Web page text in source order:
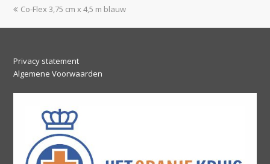
previous
Co-Flex 3,75 cm x 4,5 m blauw
Privacy statement
Algemene Voorwaarden